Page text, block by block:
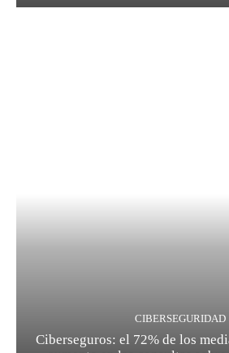
CIBERSEGURIDAD
Ciberseguros: el 72% de los